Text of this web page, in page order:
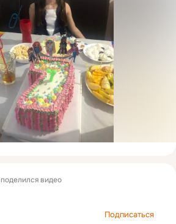
поделился видео
Подписаться